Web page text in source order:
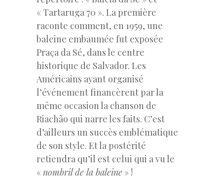
« Tartaruga 70 ». La première
raconte comment, en 1959, une
baleine embaumée fut exposée
Praça da Sé, dans le centre
historique de Salvador. Les
Américains ayant organisé
l’événement financèrent par la
même occasion la chanson de
Riachão qui narre les faits. C’est
d’ailleurs un succès emblématique
de son style. Et la postérité
retiendra qu’il est celui qui a vu le
« nombril de la baleine » !